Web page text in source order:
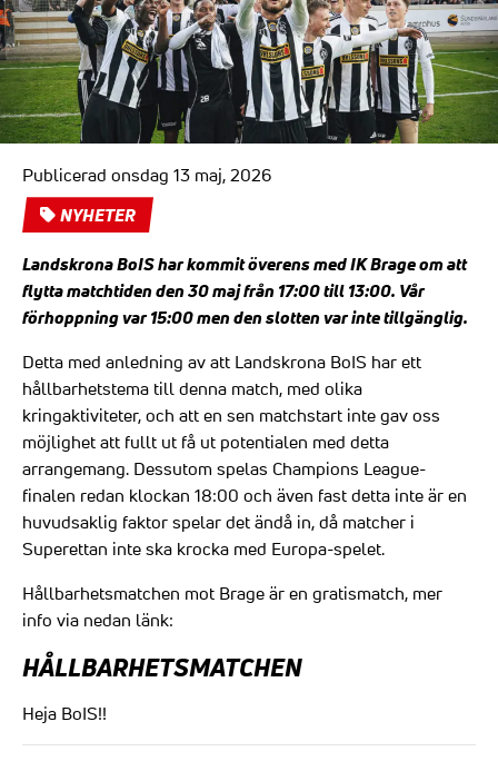
Publicerad onsdag 13 maj, 2026
NYHETER
Landskrona BoIS har kommit överens med IK Brage om att
flytta matchtiden den 30 maj från 17:00 till 13:00. Vår
förhoppning var 15:00 men den slotten var inte tillgänglig.
Detta med anledning av att Landskrona BoIS har ett
hållbarhetstema till denna match, med olika
kringaktiviteter, och att en sen matchstart inte gav oss
möjlighet att fullt ut få ut potentialen med detta
arrangemang. Dessutom spelas Champions League-
finalen redan klockan 18:00 och även fast detta inte är en
huvudsaklig faktor spelar det ändå in, då matcher i
Superettan inte ska krocka med Europa-spelet.
Hållbarhetsmatchen mot Brage är en gratismatch, mer
info via nedan länk:
HÅLLBARHETSMATCHEN
Heja BoIS!!